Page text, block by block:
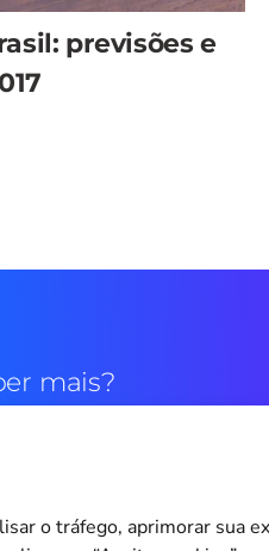
previsões e
o tráfego, aprimorar sua
mais?